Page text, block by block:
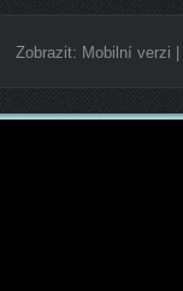
Zobrazit: Mobilní verzi |